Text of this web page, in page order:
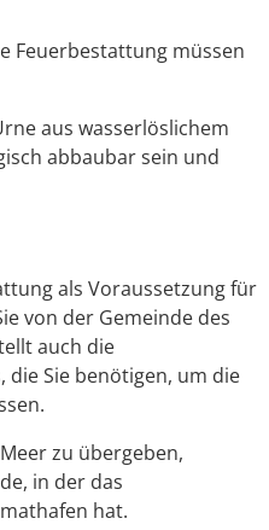
Feuerbestattung müssen
aus wasserlöslichem
abbaubar sein und
als Voraussetzung für
von der Gemeinde des
auch die
die Sie benötigen, um die
zu übergeben,
in der das
hat.